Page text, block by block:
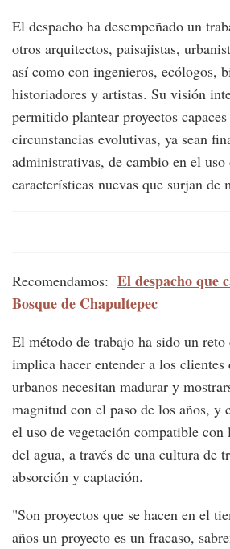
El despacho ha desempeñado un
otros arquitectos, paisajistas,
así como con ingenieros, ecólogos,
historiadores y artistas. Su visión
permitido plantear proyectos
circunstancias evolutivas, ya sean
administrativas, de cambio en el
características nuevas que surjan de
Recomendamos: El despacho que
Bosque de Chapultepec
El método de trabajo ha sido un
implica hacer entender a los clientes
urbanos necesitan madurar y
magnitud con el paso de los años, y
el uso de vegetación compatible
del agua, a través de una cultura de
absorción y captación.
"Son proyectos que se hacen en el
años un proyecto es un fracaso,